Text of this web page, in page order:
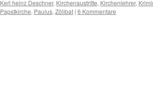
Kerl heinz Deschner, Kirchenaustritte, Kirchenlehrer,
Papstkirche, Paulus,Zölibat | 6 Kommentare